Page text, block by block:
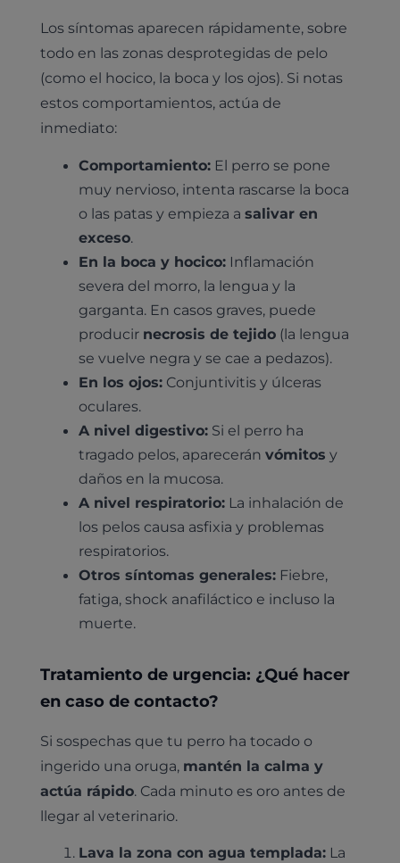
Los síntomas aparecen rápidamente, sobre
todo en las zonas desprotegidas de pelo
(como el hocico, la boca y los ojos). Si notas
estos comportamientos, actúa de
inmediato:
Comportamiento: El perro se pone
muy nervioso, intenta rascarse la boca
o las patas y empieza asalivar en
exceso.
En la boca y hocico: Inflamación
severa del morro, la lengua y la
garganta. En casos graves, puede
producir necrosis de tejido (la lengua
se vuelve negra y se cae a pedazos).
En los ojos: Conjuntivitis y úlceras
oculares.
A nivel digestivo: Si el perro ha
tragado pelos, apareceránvómitos y
daños en la mucosa.
A nivel respiratorio: La inhalación de
los pelos causa asfixia y problemas
respiratorios.
Otros síntomas generales: Fiebre,
fatiga, shock anafiláctico e incluso la
muerte.
Tratamiento de urgencia: ¿Qué hacer
en caso de contacto?
Si sospechas que tu perro ha tocado o
ingerido una oruga, mantén la calma y
actúa rápido. Cada minuto es oro antes de
llegar al veterinario.
Lava la zona con agua templada: La